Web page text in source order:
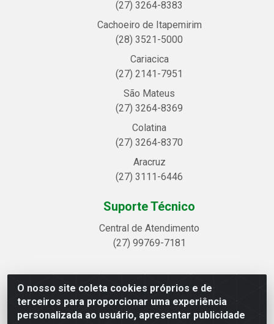
O nosso site coleta cookies próprios e de
terceiros para proporcionar uma experiência
personalizada ao usuário, apresentar publicidade
(27) 3264-8383
Cachoeiro de Itapemirim
(28) 3521-5000
Cariacica
(27) 2141-7951
São Mateus
(27) 3264-8369
Colatina
(27) 3264-8370
Aracruz
(27) 3111-6446
Suporte Técnico
Central de Atendimento
(27) 99769-7181
Linhavix Distribuidora LTDA - Avenida Alegre, 2521 -
Quadra314 Lote 05 e 07 - Shell, Linhares/ES - CEP